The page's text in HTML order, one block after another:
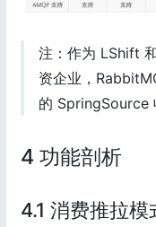
注：作为 LShift
资企业，
的 SpringSource
4 功能剖析
4.1 消费推拉模